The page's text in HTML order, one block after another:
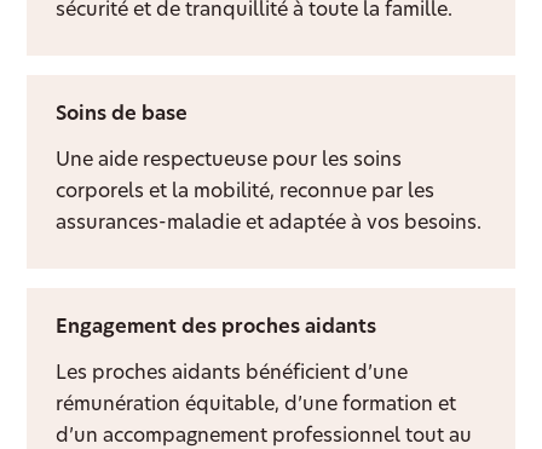
sécurité et de tranquillité à toute la famille.
Soins de base
Une aide respectueuse pour les soins
corporels et la mobilité, reconnue par les
assurances-maladie et adaptée à vos besoins.
Engagement des proches aidants
Les proches aidants bénéficient d’une
rémunération équitable, d’une formation et
d’un accompagnement professionnel tout au